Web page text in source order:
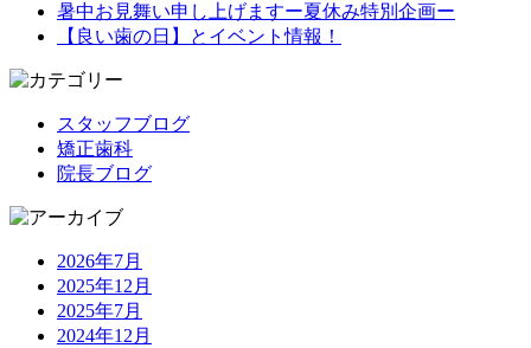
暑中お見舞い申し上げますー夏休み特別企画ー
【良い歯の日】とイベント情報！
スタッフブログ
矯正歯科
院長ブログ
2026年7月
2025年12月
2025年7月
2024年12月